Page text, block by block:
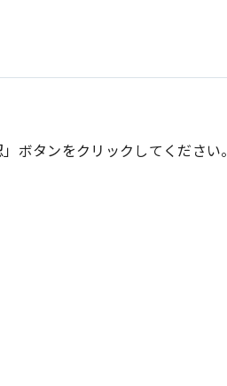
ボタンをクリックしてください。